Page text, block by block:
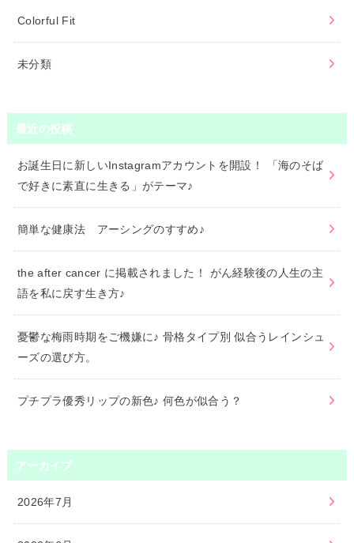
Colorful Fit
未分類
最近の投稿
お誕生日に新しいInstagramアカウントを開設！ 「海のそば
で好きに素直に生きる」がテーマ♪
簡単な健康法 アーシングのすすめ♪
the after cancer に掲載されました！ がん経験後の人生の主
語を私に戻す生き方♪
憂鬱な梅雨時期をご機嫌に♪ 骨格タイプ別 似合うレインシュ
ーズの選び方。
プチプラ優秀リップの新色♪ 何色が似合う？
アーカイブ
2026年7月